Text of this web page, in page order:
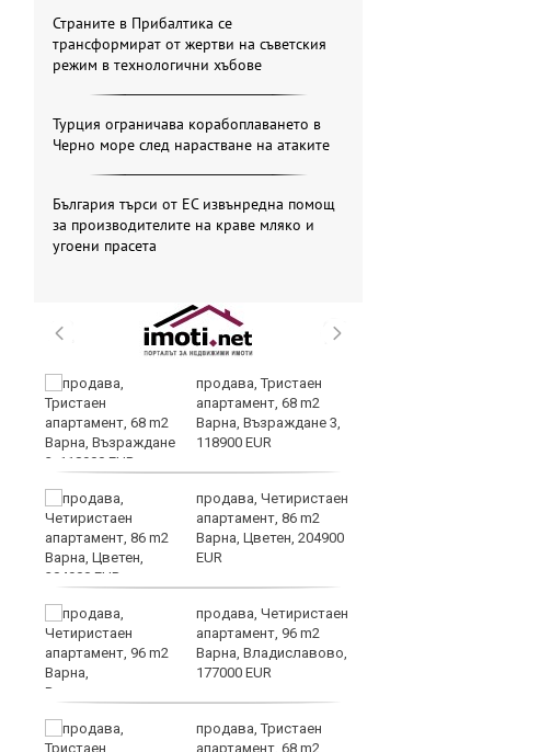
Страните в Прибалтика се
трансформират от жертви на съветския
режим в технологични хъбове
Турция ограничава корабоплаването в
Черно море след нарастване на атаките
България търси от ЕС извънредна помощ
за производителите на краве мляко и
угоени прасета
продава, Тристаен
апартамент, 68 m2
Варна, Възраждане 3,
118900 EUR
продава, Четиристаен
апартамент, 86 m2
Варна, Цветен, 204900
EUR
продава, Четиристаен
апартамент, 96 m2
Варна, Владиславово,
177000 EUR
продава, Тристаен
апартамент, 68 m2